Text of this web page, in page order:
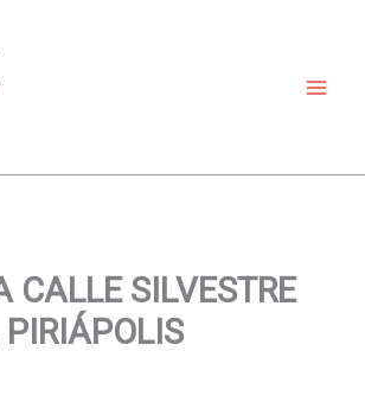
CALLE SILVESTRE
PIRIÁPOLIS